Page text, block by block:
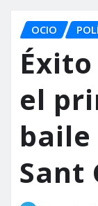
OCIO
el
baile
Sant